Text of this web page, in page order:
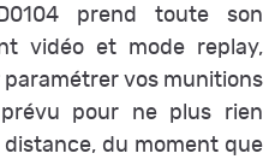
prend toute son
vidéo et mode replay,
vos munitions
pour ne plus rien
distance, du moment que